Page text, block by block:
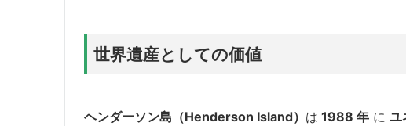
世界遺産としての価値
ヘンダーソン島（Henderson Island） は 1988 年 に ユ